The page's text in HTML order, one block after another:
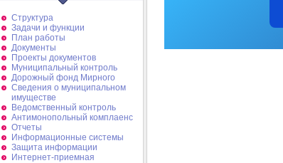
Структура
Задачи и функции
План работы
Документы
Проекты документов
Муниципальный контроль
Дорожный фонд Мирного
Cведения о муниципальном
имуществе
Ведомственный контроль
Антимонопольный комплаенс
Отчеты
Информационные системы
Защита информации
Интернет-приемная